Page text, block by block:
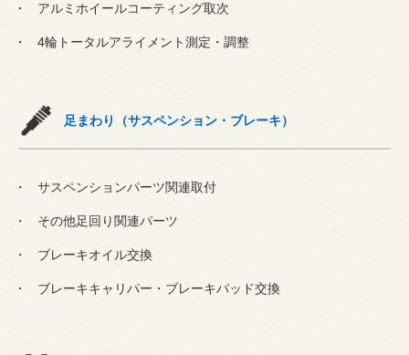
アルミホイールコーティング取次
4輪トータルアライメント測定・調整
足まわり（サスペンション・ブレーキ）
サスペンションパーツ関連取付
その他足回り関連パーツ
ブレーキオイル交換
ブレーキキャリパー・ブレーキパッド交換